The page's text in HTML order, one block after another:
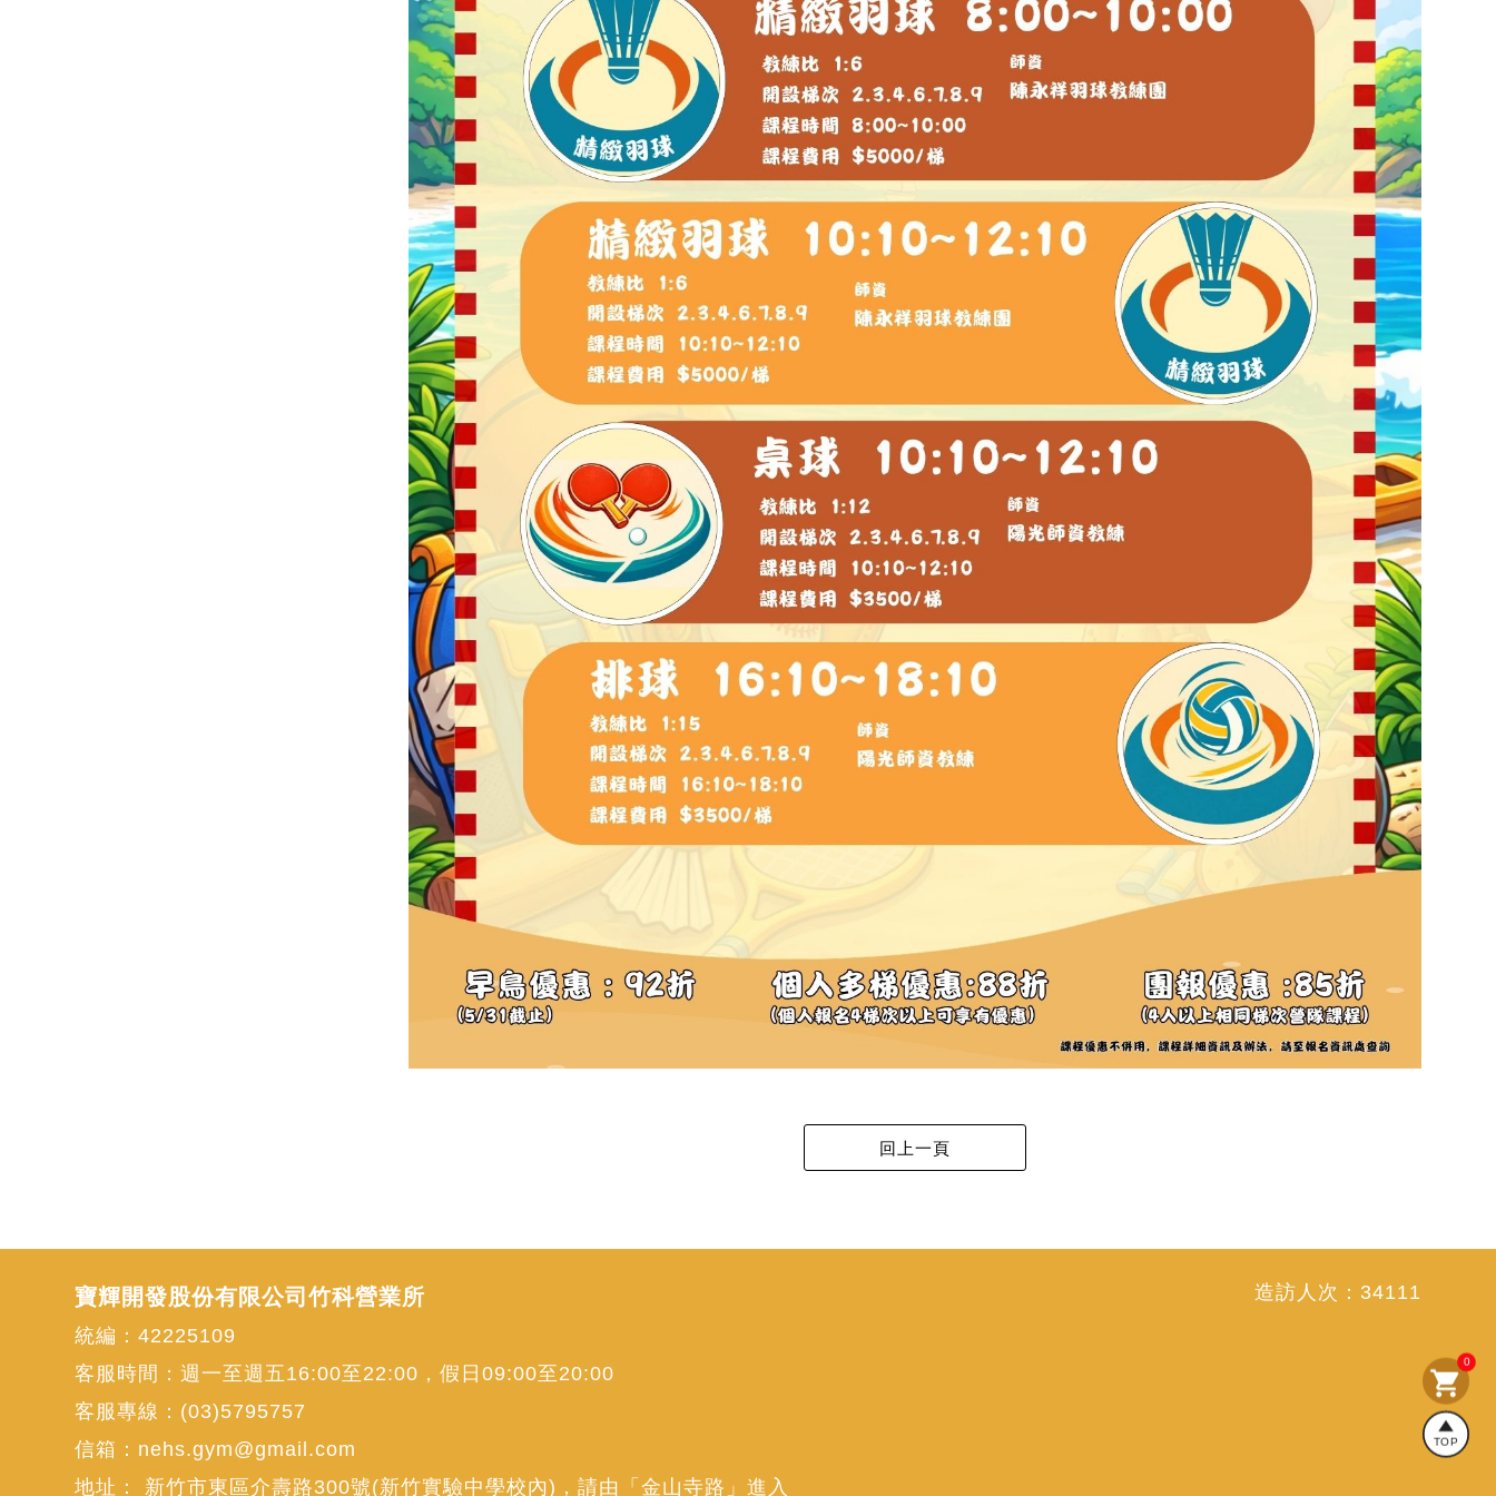
shopping_cart
0
TOP
寶輝開發股份有限公司竹科營業所
統編：42225109
客服時間：週一至週五16:00至22:00，假日09:00至20:00
客服專線： (03)5795757
信箱： nehs.gym@gmail.com
地址： 新竹市東區介壽路300號(新竹實驗中學校內)，請由「金山寺路」進入
造訪人次： 34111